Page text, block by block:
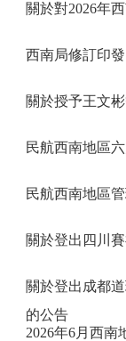
關於對2026年
西南局修訂印
關於授予王文
民航西南地區
民航西南地區
關於登出四川
關於登出成都
的公告
2026年6月西南